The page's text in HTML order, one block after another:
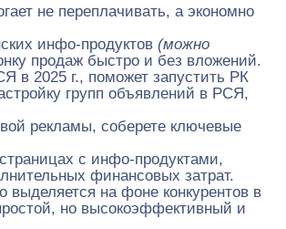
не переплачивать, а экономно
инфо-продуктов (можно
продаж быстро и без вложений.
в 2025 г., поможет запустить РК
групп объявлений в РСЯ,
рекламы, соберете ключевые
с инфо-продуктами,
финансовых затрат.
выделяется на фоне конкурентов в
но высокоэффективный и